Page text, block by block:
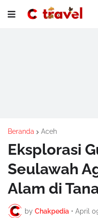
Beranda Aceh
Eksplorasi
Seulawah
Alam di
by Chakpedia • April